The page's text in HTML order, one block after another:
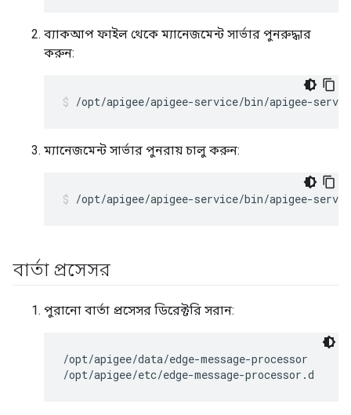
ব্যাকআপ ফাইল থেকে ম্যানেজমেন্ট সার্ভার পুনরুদ্ধার
করুন:
/opt/apigee/apigee-service/bin/apigee-
ম্যানেজমেন্ট সার্ভার পুনরায় চালু করুন:
/opt/apigee/apigee-service/bin/apigee-
বার্তা প্রসেসর
পুরানো বার্তা প্রসেসর ডিরেক্টরি সরান:
/opt/apigee/data/edge-message-processor
/opt/apigee/etc/edge-message-processor.d